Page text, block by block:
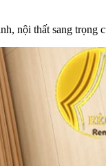
nội thất sang trọng